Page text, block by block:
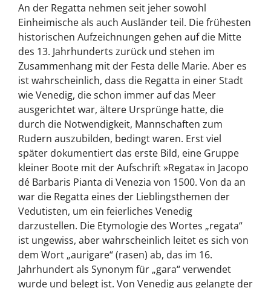
An der Regatta nehmen seit jeher sowohl
Einheimische als auch Ausländer teil. Die frühesten
historischen Aufzeichnungen gehen auf die Mitte
des 13. Jahrhunderts zurück und stehen im
Zusammenhang mit der Festa delle Marie. Aber es
ist wahrscheinlich, dass die Regatta in einer Stadt
wie Venedig, die schon immer auf das Meer
ausgerichtet war, ältere Ursprünge hatte, die
durch die Notwendigkeit, Mannschaften zum
Rudern auszubilden, bedingt waren. Erst viel
später dokumentiert das erste Bild, eine Gruppe
kleiner Boote mit der Aufschrift »Regata« in Jacopo
dé Barbaris Pianta di Venezia von 1500. Von da an
war die Regatta eines der Lieblingsthemen der
Vedutisten, um ein feierliches Venedig
darzustellen. Die Etymologie des Wortes „regata“
ist ungewiss, aber wahrscheinlich leitet es sich von
dem Wort „aurigare“ (rasen) ab, das im 16.
Jahrhundert als Synonym für „gara“ verwendet
wurde und belegt ist. Von Venedig aus gelangte der